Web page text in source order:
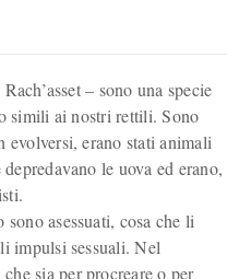
– sono una specie
simili ai nostri rettili. Sono
erano stati animali
le uova ed erano,
asessuati, cosa che li
impulsi sessuali. Nel
sia per procreare o per